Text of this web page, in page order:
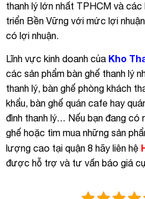
thanh lý lớn nhất TPHCM và
triển Bền Vững với mức lợi
có lợi nhuận.
Lĩnh vực kinh doanh của Kho
các sản phẩm bàn ghế thanh lý
thanh lý, bàn ghế phòng khách
khẩu, bàn ghế quán cafe hay
đình thanh lý… Nếu bạn đang có
ghế hoặc tìm mua những sản
lượng cao tại quận 8 hãy liên hệ
được hỗ trợ và tư vấn báo giá